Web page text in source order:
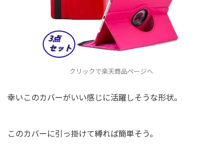
クリックで楽天商品ページへ
幸いこのカバーがいい感じに活躍しそうな形状。
このカバーに引っ掛けて縛れば簡単そう。